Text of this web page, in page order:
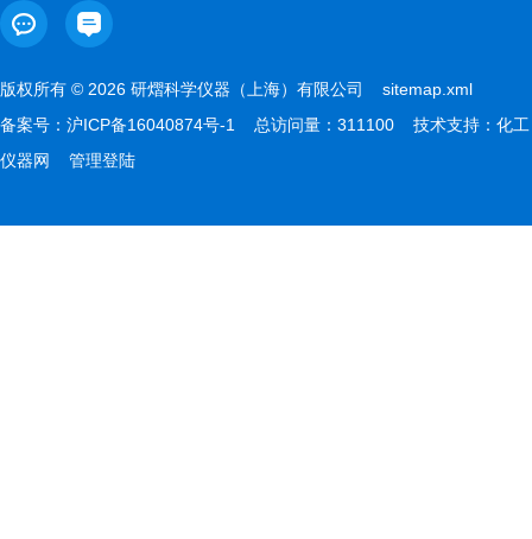
版权所有 © 2026 研熠科学仪器（上海）有限公司 sitemap.xml
备案号： 沪ICP备16040874号-1 总访问量：311100 技术支持： 化工
仪器网
管理登陆